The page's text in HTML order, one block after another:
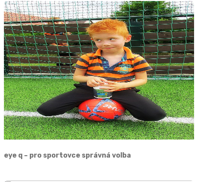
eye q – pro sportovce správná volba